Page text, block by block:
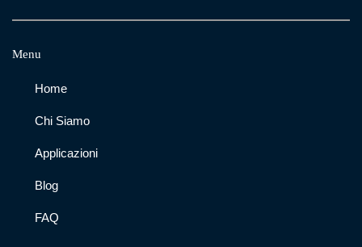
Menu
Home
Chi Siamo
Applicazioni
Blog
FAQ